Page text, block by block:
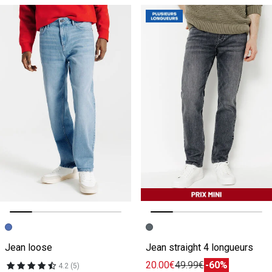
Image précédente
Image suivante
Jean loose
4.2 (5)
Image précédente
Image suivante
Jean straight 4 longueurs
20.00€49.99€-60%